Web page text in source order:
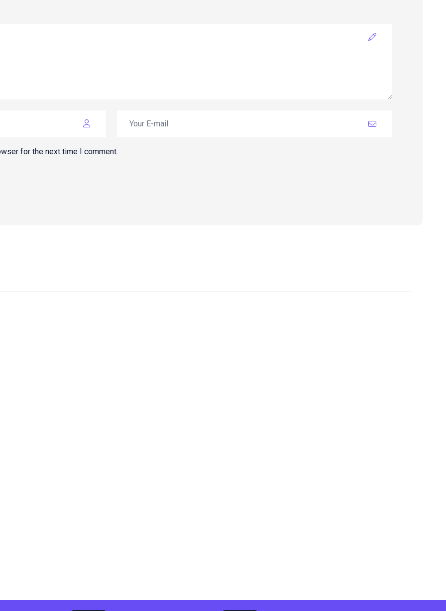
for the next time I comment.